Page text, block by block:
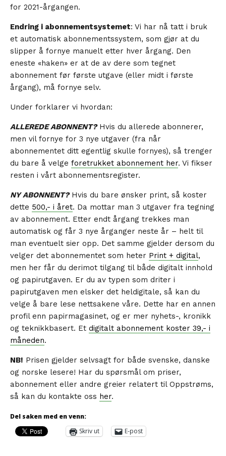
for 2021-årgangen.
Endring i abonnementsystemet: Vi har nå tatt i bruk
et automatisk abonnementssystem, som gjør at du
slipper å fornye manuelt etter hver årgang. Den
eneste «haken» er at de av dere som tegnet
abonnement før første utgave (eller midt i første
årgang), må fornye selv.
Under forklarer vi hvordan:
ALLEREDE ABONNENT?Hvis du allerede abonnerer,
men vil fornye for 3 nye utgaver (fra når
abonnementet ditt egentlig skulle fornyes), så trenger
du bare å velge foretrukket abonnement her. Vi fikser
resten i vårt abonnementsregister.
NY ABONNENT?Hvis du bare ønsker print, så koster
dette 500,- i året. Da mottar man 3 utgaver fra tegning
av abonnement. Etter endt årgang trekkes man
automatisk og får 3 nye årganger neste år – helt til
man eventuelt sier opp. Det samme gjelder dersom du
velger det abonnementet som heter Print + digital,
men her får du derimot tilgang til både digitalt innhold
og papirutgaven. Er du av typen som driter i
papirutgaven men elsker det heldigitale, så kan du
velge å bare lese nettsakene våre. Dette har en annen
profil enn papirmagasinet, og er mer nyhets-, kronikk
og teknikkbasert. Et digitalt abonnement koster 39,- i
måneden.
NB! Prisen gjelder selvsagt for både svenske, danske
og norske lesere! Har du spørsmål om priser,
abonnement eller andre greier relatert til Oppstrøms,
så kan du kontakte oss her.
Del saken med en venn:
Skriv ut
E-post